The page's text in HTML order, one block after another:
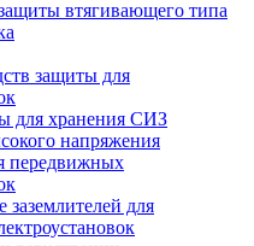
втягивающего типа
защиты для
для хранения СИЗ
напряжения
передвижных
для